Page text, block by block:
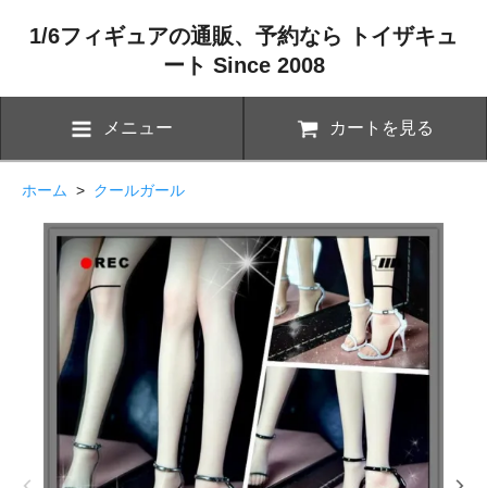
1/6フィギュアの通販、予約なら トイザキュ
ート Since 2008
メニュー カートを見る
ホーム > クールガール